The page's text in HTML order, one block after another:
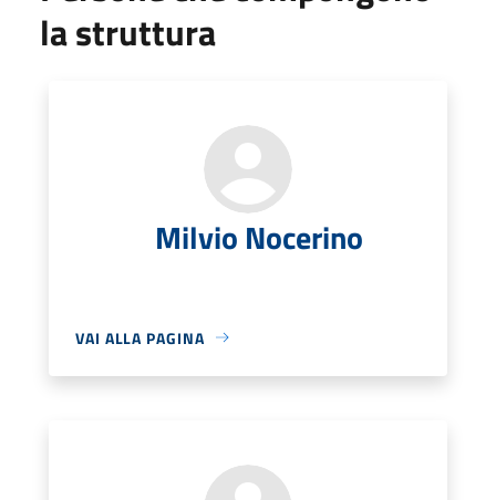
la struttura
Milvio Nocerino
VAI ALLA PAGINA